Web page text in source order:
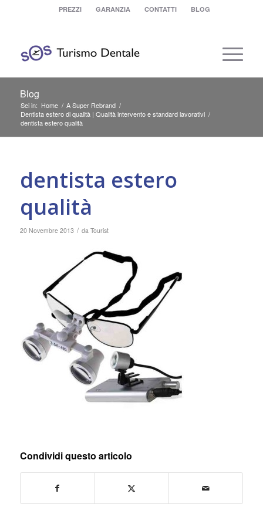
PREZZI GARANZIA CONTATTI BLOG
Blog
Sei in: Home / A Super Rebrand /
Dentista estero di qualità | Qualità intervento e standard lavorativi /
dentista estero qualità
dentista estero
qualità
20 Novembre 2013 / da Tourist
Condividi questo articolo